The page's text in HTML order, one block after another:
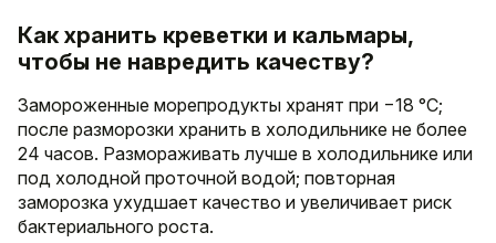
Как хранить креветки и кальмары,
чтобы не навредить качеству?
Замороженные морепродукты хранят при −18 °C;
после разморозки хранить в холодильнике не более
24 часов. Размораживать лучше в холодильнике или
под холодной проточной водой; повторная
заморозка ухудшает качество и увеличивает риск
бактериального роста.